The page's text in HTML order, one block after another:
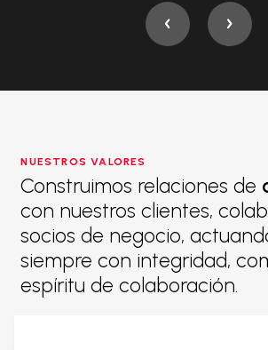
NUESTROS VALORES
Construimos relaciones de
con nuestros clientes,
socios de negocio,
siempre con integridad,
espíritu de colaboración.